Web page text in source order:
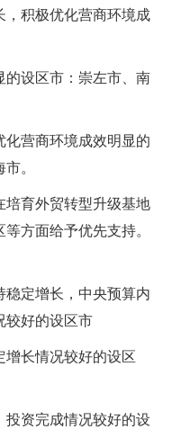
，积极优化营商环境成
的设区市：崇左市、南
化营商环境成效明显的
。
培育外贸转型升级基地
方面给予优先支持。
稳定增长，中央预算内
较好的设区市
增长情况较好的设区
投资完成情况较好的设